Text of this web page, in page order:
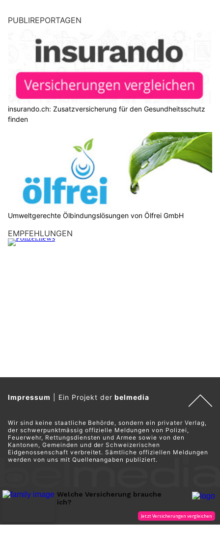
PUBLIREPORTAGEN
insurando.ch: Zusatzversicherung für den Gesundheitsschutz
finden
Umweltgerechte Ölbindungslösungen von Ölfrei GmbH
EMPFEHLUNGEN
Impressum Ein Projekt derbelmedia
Wir sind keine staatliche Behörde, sondern ein privater Verlag,
der schwerpunktmässig offizielle Meldungen von Polizei,
Feuerwehr, Rettungsdiensten und Armee sowie von den
Kantonen, Gemeinden und der Schweizerischen
Eidgenossenschaft verbreitet. Sämtliche offiziellen Meldungen
werden von uns mit Quellenangaben publiziert.